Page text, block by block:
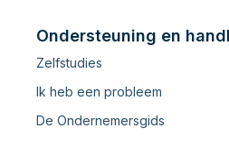
Ondersteuning en
Zelfstudies
Ik heb een probleem
De Ondernemersgids